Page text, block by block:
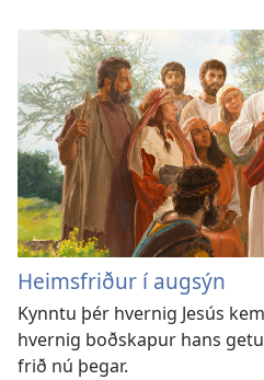
Heimsfriður í augsýn
Kynntu þér hvernig Jesús
hvernig boðskapur hans
frið nú þegar.